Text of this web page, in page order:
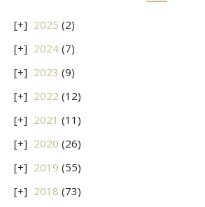
2025 (2)
2024 (7)
2023 (9)
2022 (12)
2021 (11)
2020 (26)
2019 (55)
2018 (73)